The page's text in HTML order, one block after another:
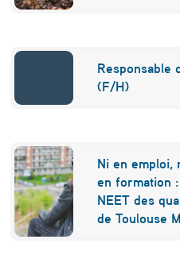
Responsable
(F/H)
Ni en emploi,
en formation
NEET des
de Toulouse